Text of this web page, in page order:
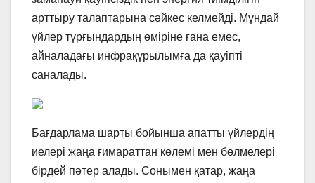
арттыру талаптарына сәйкес келмейді. Мұндай
үйлер тұрғындардың өміріне ғана емес,
айналадағы инфрақұрылымға да қауіпті
саналады.
Бағдарлама шарты бойынша апатты үйлердің
иелері жаңа ғимараттан көлемі мен бөлмелері
бірдей пәтер алады. Сонымен қатар, жаңа